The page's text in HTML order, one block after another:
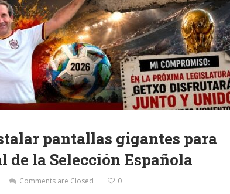
pantallas gigantes para
la Selección Española
Comments are Closed 0